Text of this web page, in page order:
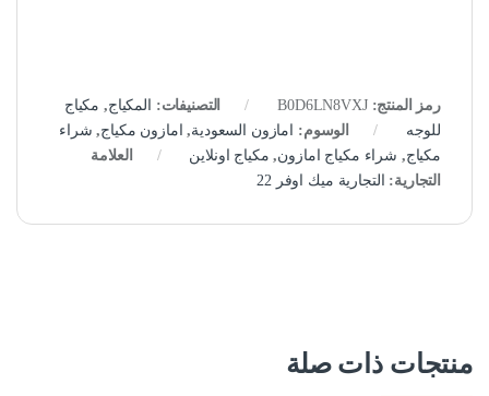
رمز المنتج:B0D6LN8VXJ التصنيفات: المكياج, مكياج
للوجه
الوسوم: امازون السعودية, امازون مكياج, شراء
مكياج, شراء مكياج امازون, مكياج اونلاين
العلامة
التجارية: التجارية ميك اوفر 22
منتجات ذات صلة